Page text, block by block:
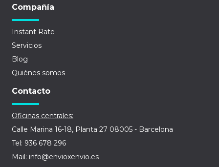
Compañía
Instant Rate
Servicios
Blog
Quiénes somos
Contacto
Oficinas centrales:
Calle Marina 16-18, Planta 27 08005 - Barcelona
Tel: 936 678 296
Mail: info@envioxenvio.es